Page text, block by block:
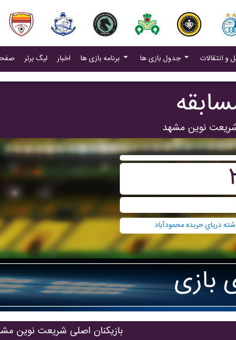
لیگ برتر اخبار(current) برنامه بازی ها جدول بازی ها و انتقالات
شريعت نوين مشهد
بازی
بازیکنان اصلی شريعت نوين